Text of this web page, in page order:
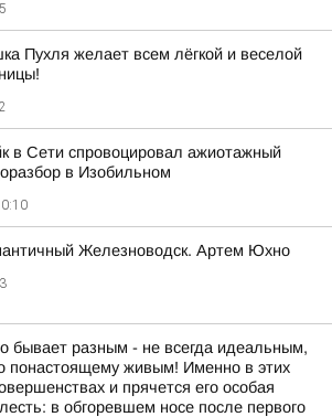
Пухля желает всем лёгкой и веселой
в Сети спровоцировал ажиотажный
в Изобильном
Железноводск. Артем Юхно
бывает разным - не всегда идеальным,
понастоящему живым! Именно в этих
и прячется его особая
в обгоревшем носе после первого